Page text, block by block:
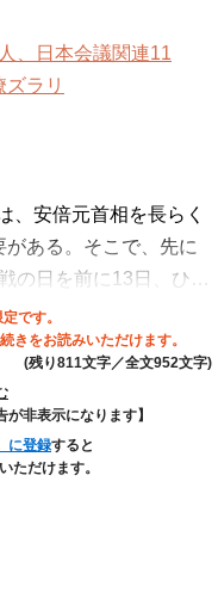
、日本会議関連11
ラリ
安倍元首相を長らく
がある。そこで、先に
の日を前に13日、ひ…
です。
きをお読みいただけます。
(残り811文字／全文952文字)
が非表示になります】
に登録すると
ただけます。